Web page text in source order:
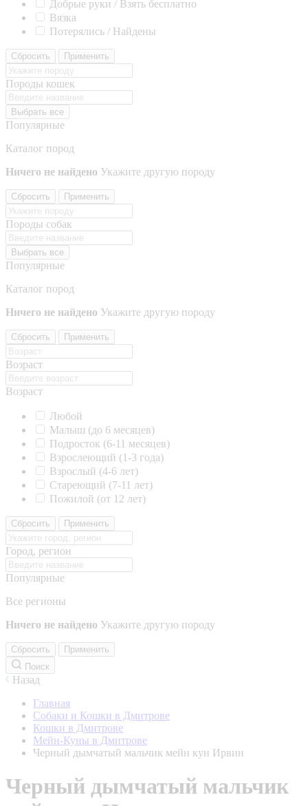
Добрые руки / Взять бесплатно
Вязка
Потерялись / Найдены
Сбросить Применить
Породы кошек
Выбрать все
Популярные
Каталог пород
Ничего не найдено Укажите другую породу
Сбросить Применить
Породы собак
Выбрать все
Популярные
Каталог пород
Ничего не найдено Укажите другую породу
Сбросить Применить
Возраст
Возраст
Любой
Малыш (до 6 месяцев)
Подросток (6-11 месяцев)
Взрослеющий (1-3 года)
Взрослый (4-6 лет)
Стареющий (7-11 лет)
Пожилой (от 12 лет)
Сбросить Применить
Город, регион
Популярные
Все регионы
Ничего не найдено Укажите другую породу
Сбросить
Применить
Поиск
Назад
Главная
Собаки и Кошки в Дмитрове
Кошки в Дмитрове
Мейн-Куны в Дмитрове
Черный дымчатый мальчик мейн кун Ирвин
Черный дымчатый мальчик